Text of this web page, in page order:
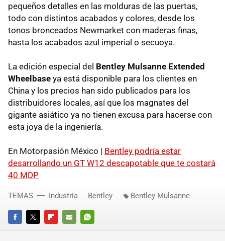
pequeños detalles en las molduras de las puertas,
todo con distintos acabados y colores, desde los
tonos bronceados Newmarket con maderas finas,
hasta los acabados azul imperial o secuoya.
La edición especial del Bentley Mulsanne Extended
Wheelbase ya está disponible para los clientes en
China y los precios han sido publicados para los
distribuidores locales, así que los magnates del
gigante asiático ya no tienen excusa para hacerse con
esta joya de la ingeniería.
En Motorpasión México | Bentley podría estar
desarrollando un GT W12 descapotable que te costará
40 MDP
FACEBOOKTWITTERFLIPBOARD
E-
WHATSAPP
TEMAS Industria Bentley Bentley Mulsanne